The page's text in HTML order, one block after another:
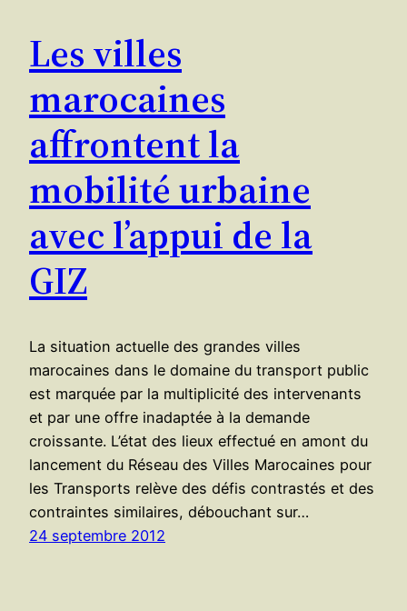
Les villes
marocaines
affrontent la
mobilité urbaine
avec l’appui de la
GIZ
La situation actuelle des grandes villes
marocaines dans le domaine du transport public
est marquée par la multiplicité des intervenants
et par une offre inadaptée à la demande
croissante. L’état des lieux effectué en amont du
lancement du Réseau des Villes Marocaines pour
les Transports relève des défis contrastés et des
contraintes similaires, débouchant sur…
24 septembre 2012